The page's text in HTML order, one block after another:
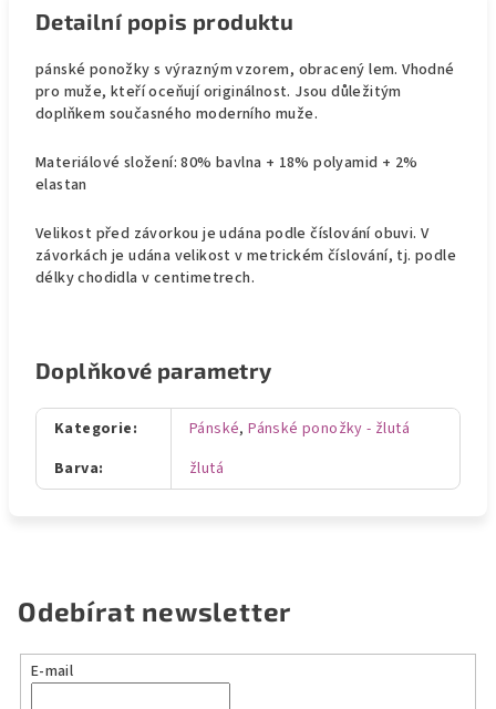
Detailní popis produktu
pánské ponožky s výrazným vzorem, obracený lem. Vhodné
pro muže, kteří oceňují originálnost. Jsou důležitým
doplňkem současného moderního muže.
Materiálové složení: 80% bavlna + 18% polyamid + 2%
elastan
Velikost před závorkou je udána podle číslování obuvi. V
závorkách je udána velikost v metrickém číslování, tj. podle
délky chodidla v centimetrech.
Doplňkové parametry
Kategorie: Pánské,Pánské ponožky - žlutá
Barva: žlutá
Odebírat newsletter
E-mail